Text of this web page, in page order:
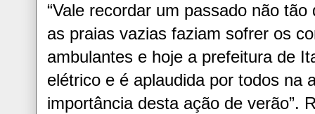
“Vale recordar um passado não
as praias vazias faziam sofrer os
ambulantes e hoje a prefeitura de
elétrico e é aplaudida por todos na
importância desta ação de verão”.